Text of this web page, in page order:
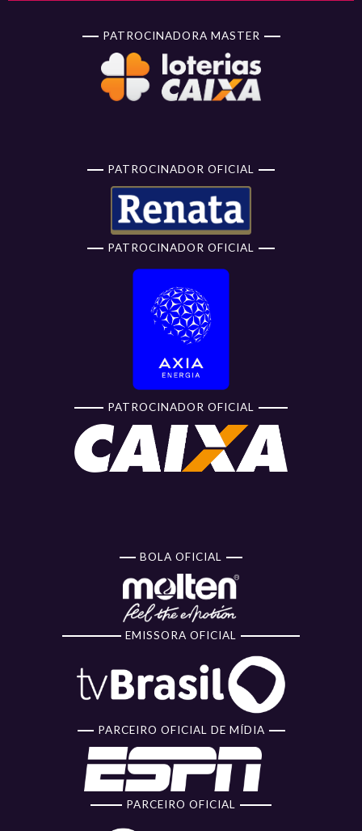
PATROCINADORA MASTER
PATROCINADOR OFICIAL
PATROCINADOR OFICIAL
PATROCINADOR OFICIAL
BOLA OFICIAL
EMISSORA OFICIAL
PARCEIRO OFICIAL DE MÍDIA
PARCEIRO OFICIAL